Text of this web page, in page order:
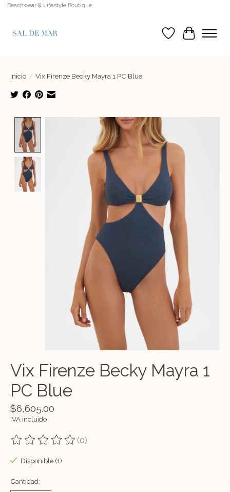
Beachwear & Lifestyle Boutique
Lista de deseos
Cesta
Inicio / Vix Firenze Becky Mayra 1 PC Blue
Product image slideshow Items
Vix Firenze Becky Mayra 1
PC Blue
$6,605.00
IVA incluido
The rating of this product is
(0)
Disponible (1)
Cantidad: